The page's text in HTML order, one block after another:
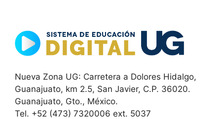
Nueva Zona UG: Carretera a Dolores Hidalgo,
Guanajuato, km 2.5, San Javier, C.P. 36020.
Guanajuato, Gto., México.
Tel. +52 (473) 7320006 ext. 5037